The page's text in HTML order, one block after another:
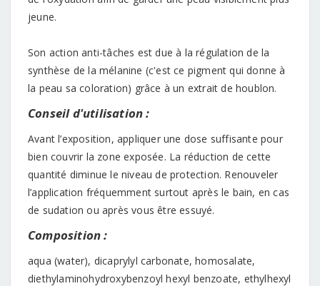
jeune.
Son action anti-tâches est due à la régulation de la
synthèse de la mélanine (c'est ce pigment qui donne à
la peau sa coloration) grâce à un extrait de houblon.
Conseil d'utilisation :
Avant l’exposition, appliquer une dose suffisante pour
bien couvrir la zone exposée. La réduction de cette
quantité diminue le niveau de protection. Renouveler
l’application fréquemment surtout après le bain, en cas
de sudation ou après vous être essuyé.
Composition :
aqua (water), dicaprylyl carbonate, homosalate,
diethylaminohydroxybenzoyl hexyl benzoate, ethylhexyl